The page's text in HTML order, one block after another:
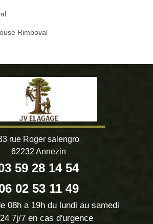
Rimboval
rue Roger salengro
62232 Annezin
59 28 14 54
02 53 11 49
08h a 19h du lundi au samedi
7j/7 en cas d'urgence